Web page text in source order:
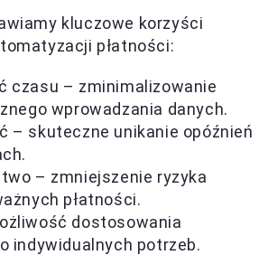
kluczowe korzyści
płatności:
czasu – zminimalizowanie
wprowadzania danych.
– skuteczne unikanie opóźnień
– zmniejszenie ryzyka
płatności.
dostosowania
indywidualnych potrzeb.